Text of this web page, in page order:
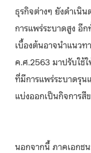
ธุรกิจต่างๆ ยังดำเนิ
การแพร่ระบาดสูง อี
เบื้องต้นอาจนำแนวท
ค.ศ.2563 มาปรับใช้
ที่มีการแพร่ระบาดรุน
แบ่งออกเป็นกิจการสี
นอกจากนี้ ภาคเอกช